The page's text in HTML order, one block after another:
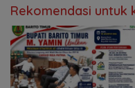
Rekomendasi untuk